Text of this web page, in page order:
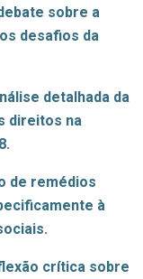
sobre a
desafios da
detalhada da
direitos na
de remédios
à
crítica sobre